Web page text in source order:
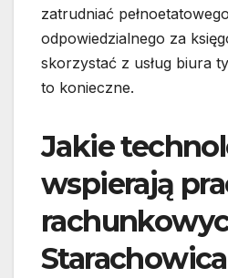
zatrudniać
odpowiedzialnego za
skorzystać z usług biura
to konieczne.
Jakie
wspierają